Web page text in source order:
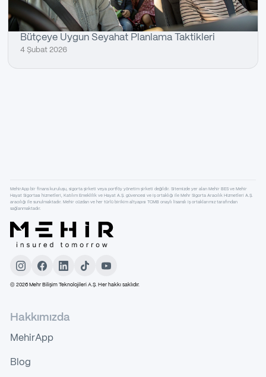
Bütçeye Uygun Seyahat Planlama Taktikleri
4 Şubat 2026
© 2026Mehr Bilişim Teknolojileri A.Ş. Her hakkı saklıdır.
Hakkımızda
MehirApp
Blog
MehirApp bir finans kuruluşu, sigorta şirketi veya portföy yönetim şirketi değildir. Sitemizde yer alan Mehir BES ve Mehir
Hayat Sigortası hizmetleri, Katılım Emeklilik ve Hayat A.Ş. güvencesi ve iş ortaklığı ile Mehr Sigorta Aracılık Hizmetleri A.Ş.
aracılığı ile sunulmaktadır. Mehir cüzdan ve her türlü birikim altyapısı TCMB onaylı lisanslı iş ortaklarımız tarafından
sağlanmaktadır.